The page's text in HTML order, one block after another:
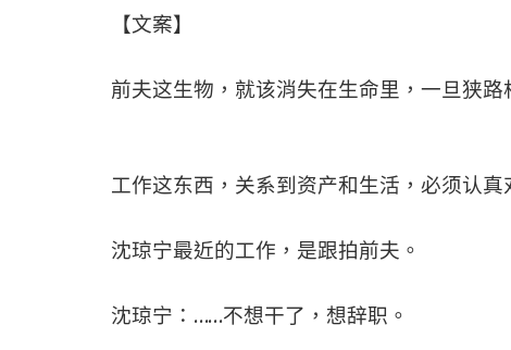
【文案】
前夫这生物，就该消失在生命里，一旦狭路
工作这东西，关系到资产和生活，必须认真
沈琼宁最近的工作，是跟拍前夫。
沈琼宁：……不想干了，想辞职。